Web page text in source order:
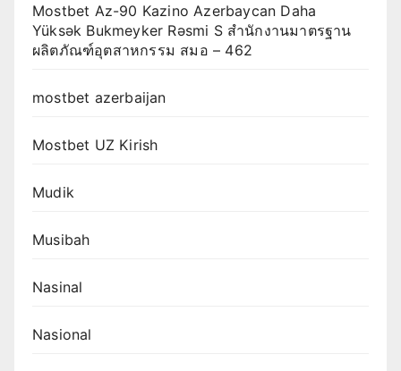
Mostbet Az-90 Kazino Azerbaycan Daha
Yüksək Bukmeyker Rəsmi S สำนักงานมาตรฐาน
ผลิตภัณฑ์อุตสาหกรรม สมอ – 462
mostbet azerbaijan
Mostbet UZ Kirish
Mudik
Musibah
Nasinal
Nasional